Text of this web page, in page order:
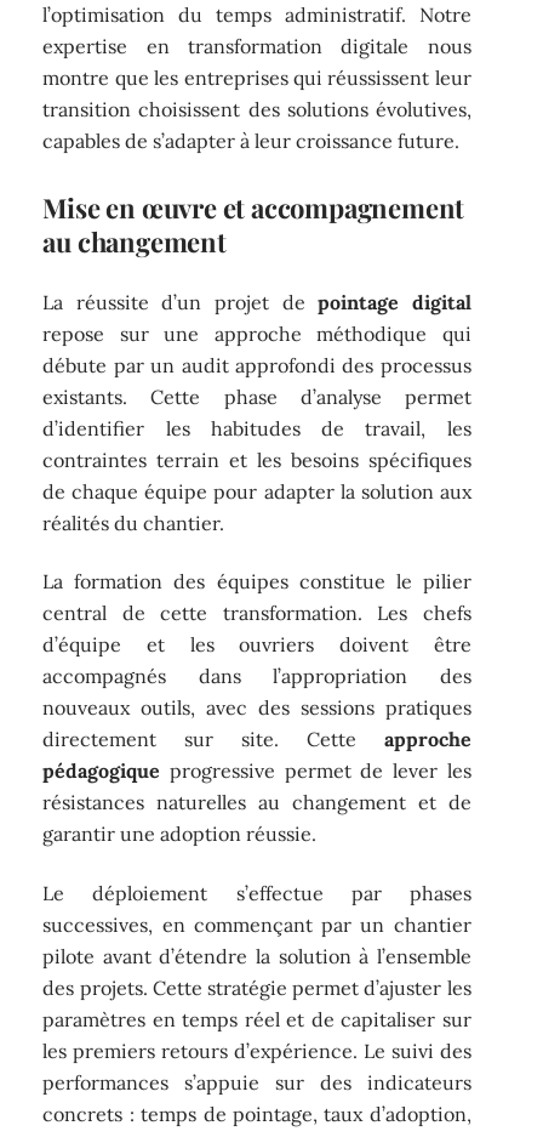
l’optimisation du temps administratif. Notre
expertise en transformation digitale nous
montre que les entreprises qui réussissent leur
transition choisissent des solutions évolutives,
capables de s’adapter à leur croissance future.
Mise en œuvre et accompagnement
au changement
La réussite d’un projet depointage digital
repose sur une approche méthodique qui
débute par un audit approfondi des processus
existants. Cette phase d’analyse permet
d’identifier les habitudes de travail, les
contraintes terrain et les besoins spécifiques
de chaque équipe pour adapter la solution aux
réalités du chantier.
La formation des équipes constitue le pilier
central de cette transformation. Les chefs
d’équipe et les ouvriers doivent être
accompagnés dans l’appropriation des
nouveaux outils, avec des sessions pratiques
directement sur site. Cette approche
pédagogique progressive permet de lever les
résistances naturelles au changement et de
garantir une adoption réussie.
Le déploiement s’effectue par phases
successives, en commençant par un chantier
pilote avant d’étendre la solution à l’ensemble
des projets. Cette stratégie permet d’ajuster les
paramètres en temps réel et de capitaliser sur
les premiers retours d’expérience. Le suivi des
performances s’appuie sur des indicateurs
concrets : temps de pointage, taux d’adoption,